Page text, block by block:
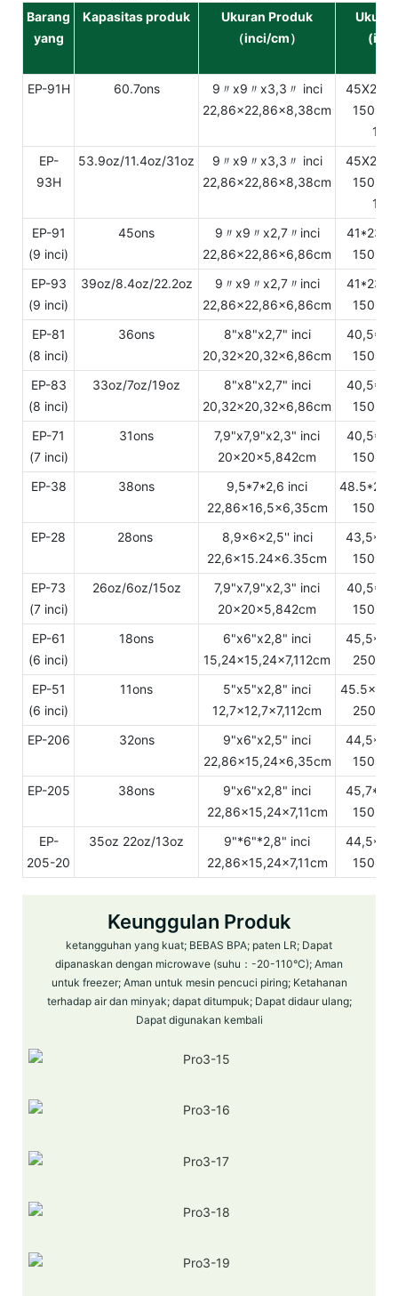
Barang
yang
Kapasitas produk
Ukuran Produk
（inci/cm）
EP-91H 60.7ons
9〃x9〃x3,3〃 inci
22,86x22,86x8,38cm
150
EP-
93H
53.9oz/11.4oz/31oz
9〃x9〃x3,3〃 inci
22,86x22,86x8,38cm
150
EP-91
(9 inci)
45ons
9〃x9〃x2,7〃inci
22,86x22,86x6,86cm
150
EP-93
(9 inci)
39oz/8.4oz/22.2oz
9〃x9〃x2,7〃inci
22,86x22,86x6,86cm
150
EP-81
(8 inci)
36ons
8"x8"x2,7" inci
20,32x20,32x6,86cm
150
EP-83
(8 inci)
33oz/7oz/19oz
8"x8"x2,7" inci
20,32x20,32x6,86cm
150
EP-71
(7 inci)
31ons
7,9"x7,9"x2,3" inci
20x20x5,842cm
150
EP-38
38ons
9,5*7*2,6 inci
22,86x16,5x6,35cm
150
EP-28
28ons
8,9x6x2,5'' inci
22,6x15.24x6.35cm
150
EP-73
(7 inci)
26oz/6oz/15oz
7,9"x7,9"x2,3" inci
20x20x5,842cm
150
EP-61
(6 inci)
18ons
6"x6"x2,8" inci
15,24x15,24x7,112cm
250
EP-51
(6 inci)
11ons
5"x5"x2,8" inci
12,7x12,7x7,112cm
250
EP-206
32ons
9"x6"x2,5" inci
22,86x15,24x6,35cm
150
EP-205
38ons
9"x6"x2,8" inci
22,86x15,24x7,11cm
150
EP-
205-20
35oz 22oz/13oz
9"*6"*2,8" inci
22,86x15,24x7,11cm
150
Keunggulan Produk
ketangguhan yang kuat; BEBAS BPA; paten LR; Dapat
dipanaskan dengan microwave (suhu：-20-110°C); Aman
untuk freezer; Aman untuk mesin pencuci piring; Ketahanan
terhadap air dan minyak; dapat ditumpuk; Dapat didaur ulang;
Dapat digunakan kembali